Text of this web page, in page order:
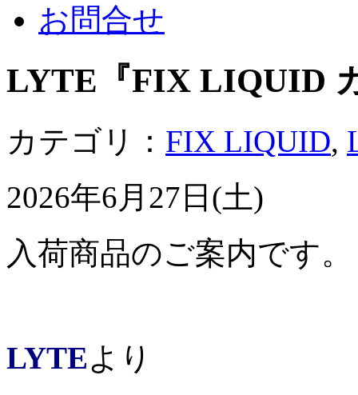
お問合せ
LYTE『FIX LIQUID
カテゴリ： FIX LIQUID,
2026年6月27日(土)
入荷商品のご案内です。
LYTEより